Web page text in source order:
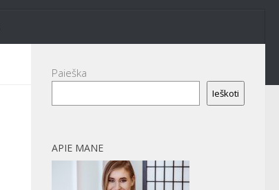
Paieška
Ieškoti
APIE MANE